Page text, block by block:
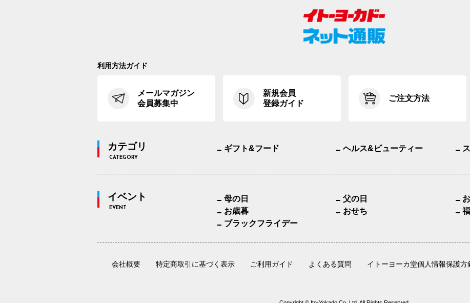
利用方法ガイド
メールマガジン
会員募集中
新規会員
登録ガイド
ご注文方法
カテゴリ
CATEGORY
ギフト&フード ヘルス&ビューティー
イベント
EVENT
母の日 父の日
お歳暮
おせち
ブラックフライデー
会社概要 特定商取引に基づく表示 ご利用ガイド よくある質問 イトーヨーカ堂個人情報保護方